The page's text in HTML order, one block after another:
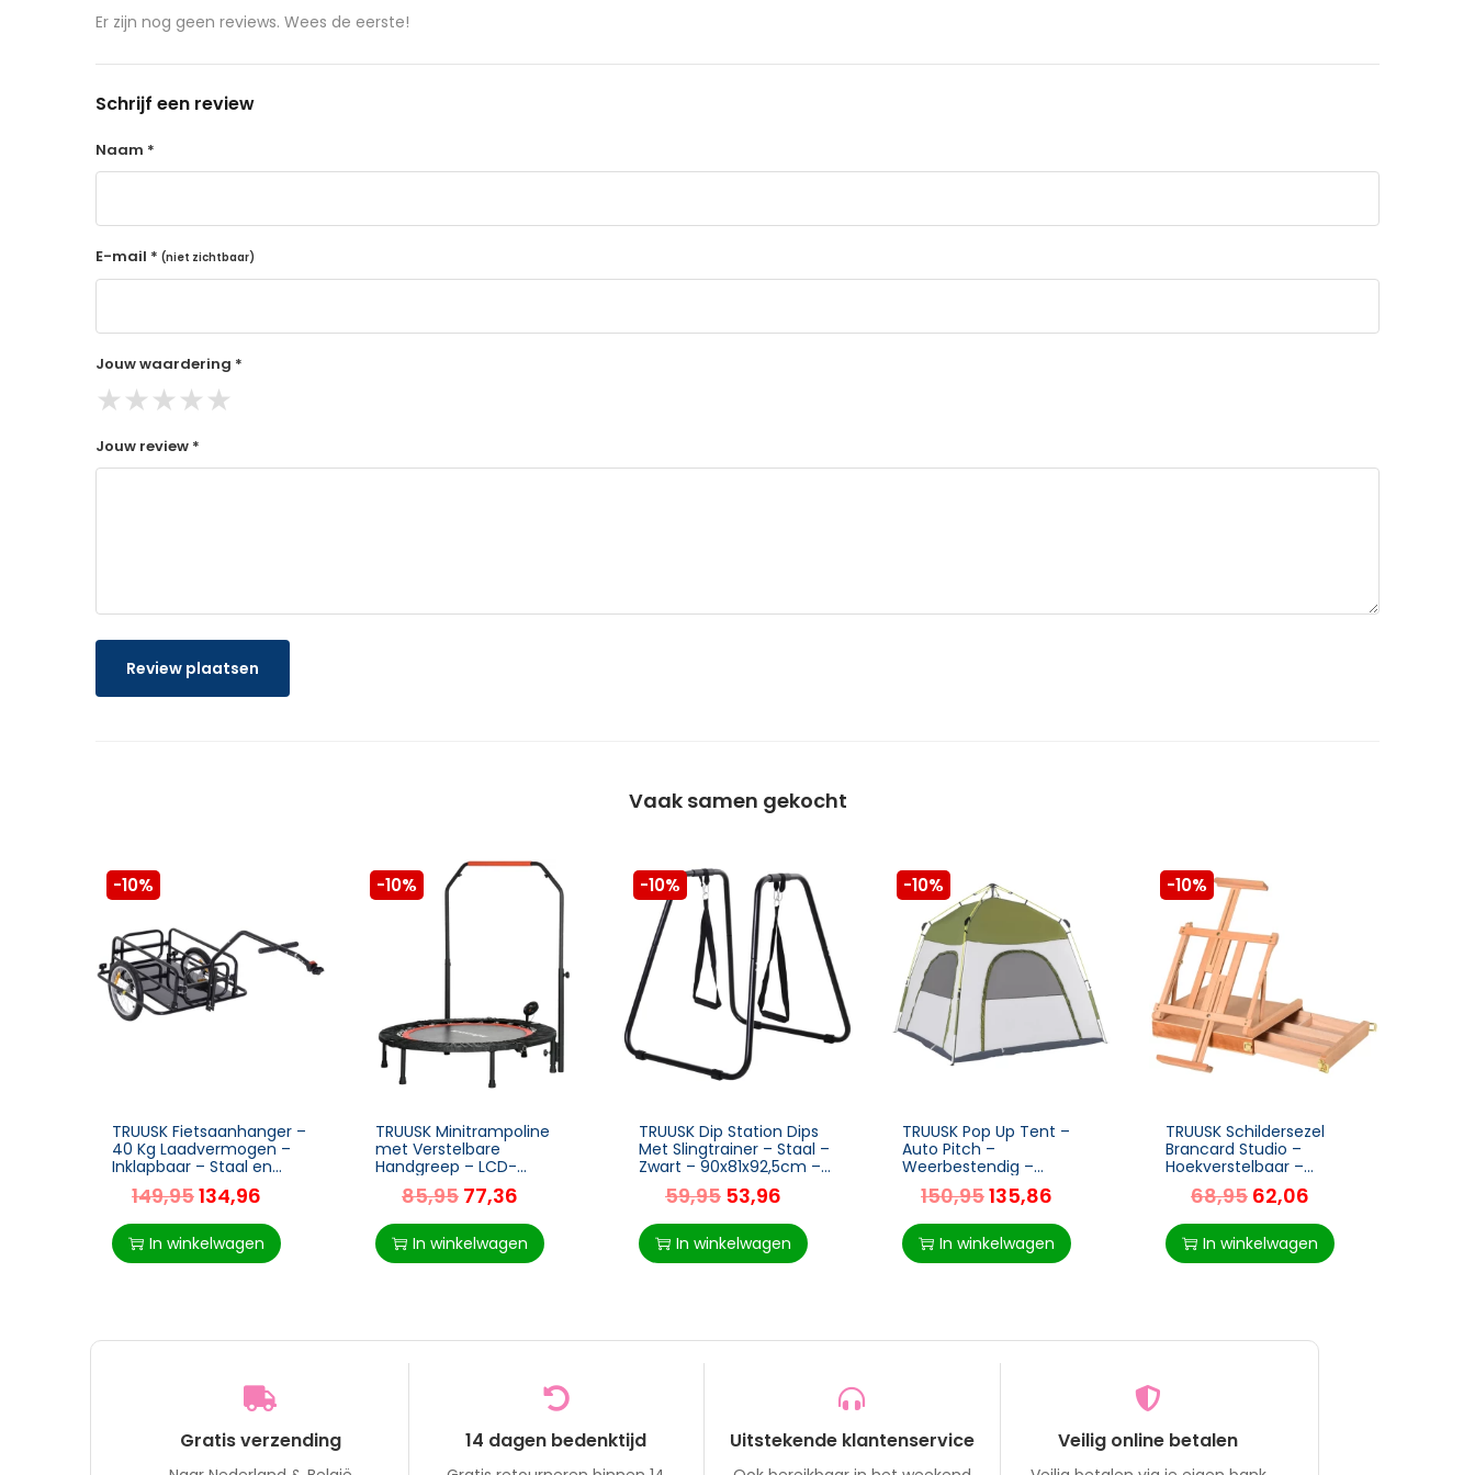
aangeschafte product terug naar de koper.
14 dagen retourtermijn
Binnen 14 dagen een terugbetaling na ontvangst van retour
De terugbetaling wordt gedaan via de betaalmethode waarmee de bestelling is gedaan
Er zijn nog geen reviews. Wees de eerste!
Schrijf een review
Naam *
E-mail * (niet zichtbaar)
Jouw waardering *
★★★★★
Jouw review *
Review plaatsen
Vaak samen gekocht
-10%
TRUUSK Fietsaanhanger –
40 Kg Laadvermogen –
Inklapbaar – Staal en
Rubber – Zwart – 155 x
71,5 x 77 cm
149,95134,96
In winkelwagen
-10%
TRUUSK Minitrampoline
met Verstelbare
Handgreep – LCD-
monitor – Staal – Zwart
en Rood – Ø102 cm –
Hoogte 99-123cm
85,95 77,36
In winkelwagen
-10%
TRUUSK Dip Station Dips
Met Slingtrainer – Staal –
Zwart – 90x81x92,5cm –
Voor Effectieve Workouts
thuis – Fitnessapparatuur
59,95 53,96
In winkelwagen
-10%
TRUUSK Pop Up Tent –
Auto Pitch –
Weerbestendig –
Hydraulisch
Drukmechanisme –
240cm x 240cm x 199cm
– Groen & Grijs
150,95135,86
In winkelwagen
-10%
TRUUSK Schildersezel
Brancard Studio –
Hoekverstelbaar –
Opvouwbaar – Met Lade
– Beuken Naturel – 42 x
36 x 12,5 cm
68,95 62,06
In winkelwagen
Gratis verzending 14 dagen bedenktijd Uitstekende klantenservice Veilig online betalen